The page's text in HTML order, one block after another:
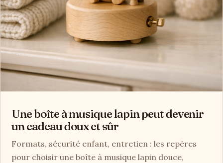
Une boîte à musique lapin peut devenir
un cadeau doux et sûr
Formats, sécurité enfant, entretien : les repères
pour choisir une boîte à musique lapin douce,